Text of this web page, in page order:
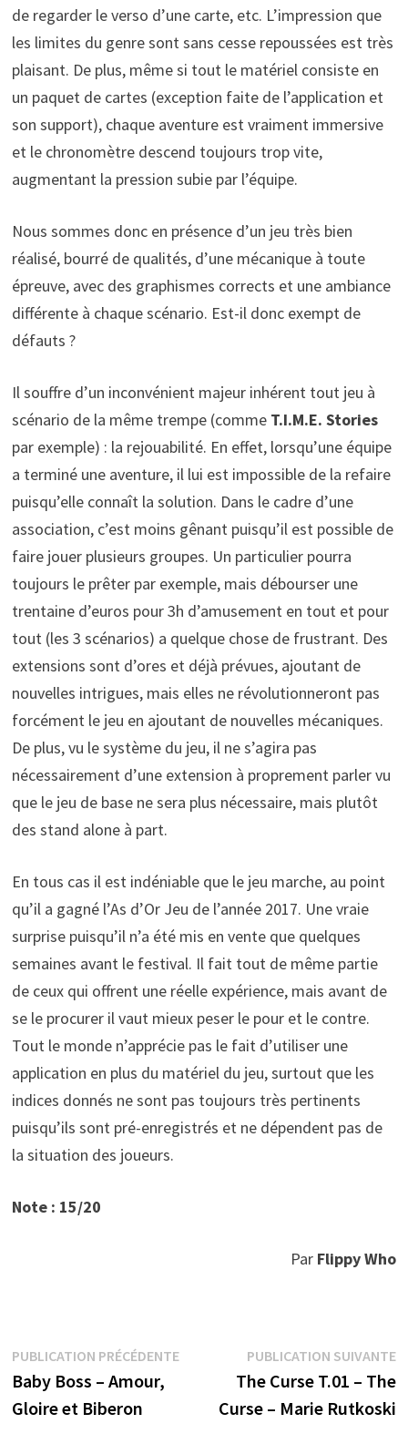
de regarder le verso d’une carte, etc. L’impression que
les limites du genre sont sans cesse repoussées est très
plaisant. De plus, même si tout le matériel consiste en
un paquet de cartes (exception faite de l’application et
son support), chaque aventure est vraiment immersive
et le chronomètre descend toujours trop vite,
augmentant la pression subie par l’équipe.
Nous sommes donc en présence d’un jeu très bien
réalisé, bourré de qualités, d’une mécanique à toute
épreuve, avec des graphismes corrects et une ambiance
différente à chaque scénario. Est-il donc exempt de
défauts ?
Il souffre d’un inconvénient majeur inhérent tout jeu à
scénario de la même trempe (comme T.I.M.E. Stories
par exemple) : la rejouabilité. En effet, lorsqu’une équipe
a terminé une aventure, il lui est impossible de la refaire
puisqu’elle connaît la solution. Dans le cadre d’une
association, c’est moins gênant puisqu’il est possible de
faire jouer plusieurs groupes. Un particulier pourra
toujours le prêter par exemple, mais débourser une
trentaine d’euros pour 3h d’amusement en tout et pour
tout (les 3 scénarios) a quelque chose de frustrant. Des
extensions sont d’ores et déjà prévues, ajoutant de
nouvelles intrigues, mais elles ne révolutionneront pas
forcément le jeu en ajoutant de nouvelles mécaniques.
De plus, vu le système du jeu, il ne s’agira pas
nécessairement d’une extension à proprement parler vu
que le jeu de base ne sera plus nécessaire, mais plutôt
des stand alone à part.
En tous cas il est indéniable que le jeu marche, au point
qu’il a gagné l’As d’Or Jeu de l’année 2017. Une vraie
surprise puisqu’il n’a été mis en vente que quelques
semaines avant le festival. Il fait tout de même partie
de ceux qui offrent une réelle expérience, mais avant de
se le procurer il vaut mieux peser le pour et le contre.
Tout le monde n’apprécie pas le fait d’utiliser une
application en plus du matériel du jeu, surtout que les
indices donnés ne sont pas toujours très pertinents
puisqu’ils sont pré-enregistrés et ne dépendent pas de
la situation des joueurs.
Note : 15/20
Par Flippy Who
Navigation
de
PUBLICATION PRÉCÉDENTEPublication
précédente :
Baby Boss – Amour,
Gloire et Biberon
PUBLICATION SUIVANTE
The Curse T.01 – The
Curse – Marie Rutkoski